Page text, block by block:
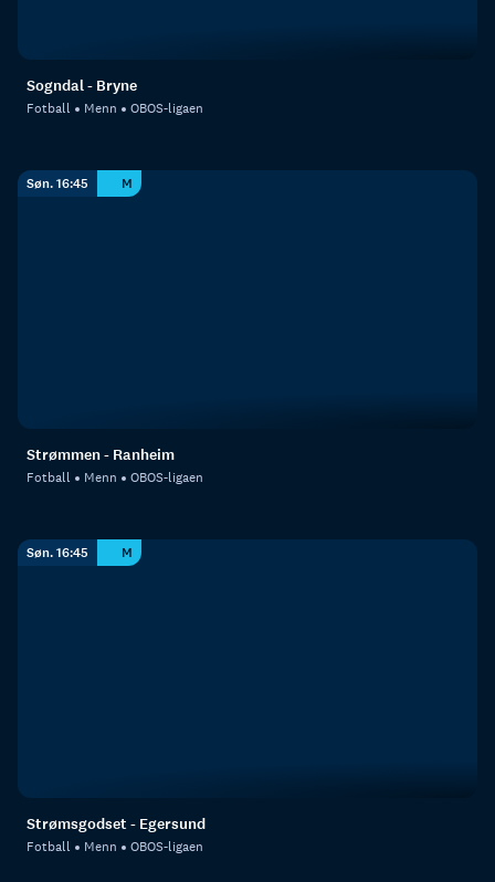
Sogndal - Bryne
Fotball Menn OBOS-ligaen
Søn. 16:45 M
Strømmen - Ranheim
Fotball Menn OBOS-ligaen
Søn. 16:45 M
Strømsgodset - Egersund
Fotball Menn OBOS-ligaen